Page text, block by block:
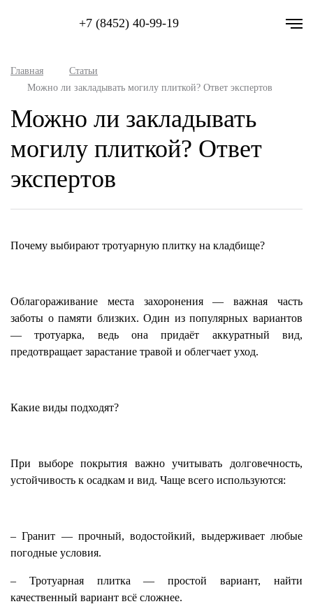
+7 (8452) 40-99-19
Главная
Статьи
Можно ли закладывать могилу плиткой? Ответ экспертов
Можно ли закладывать
могилу плиткой? Ответ
экспертов
Почему выбирают тротуарную плитку на кладбище?
Облагораживание места захоронения — важная часть
заботы о памяти близких. Один из популярных вариантов
— тротуарка, ведь она придаёт аккуратный вид,
предотвращает зарастание травой и облегчает уход.
Какие виды подходят?
При выборе покрытия важно учитывать долговечность,
устойчивость к осадкам и вид. Чаще всего используются:
– Гранит — прочный, водостойкий, выдерживает любые
погодные условия.
– Тротуарная плитка — простой вариант, найти
качественный вариант всё сложнее.